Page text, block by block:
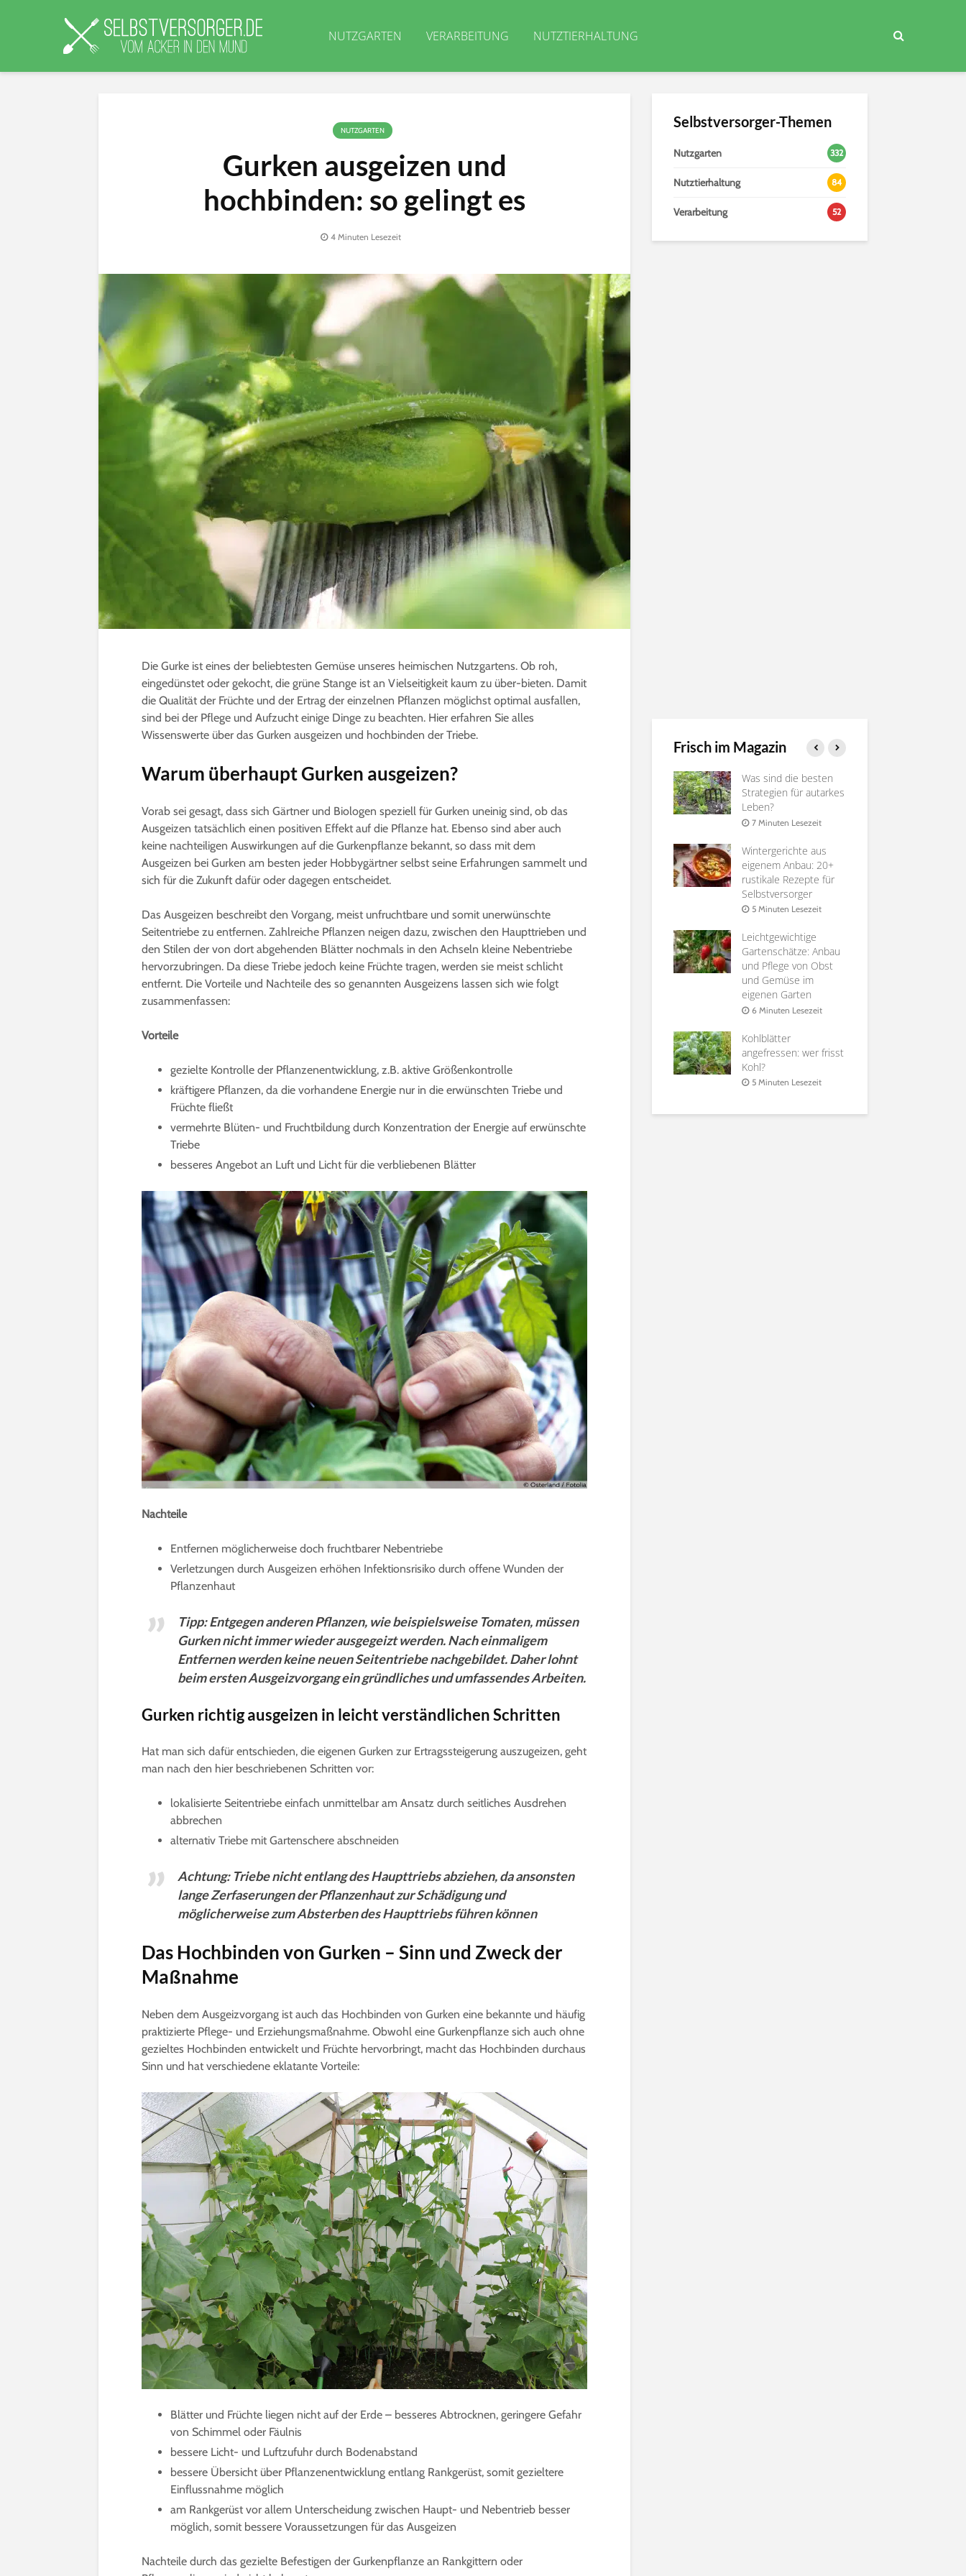
NUTZGARTEN VERARBEITUNG NUTZTIERHALTUNG
NUTZGARTEN
Gurken ausgeizen und
hochbinden: so gelingt es
4 Minuten Lesezeit
Die Gurke ist eines der beliebtesten Gemüse unseres heimischen Nutzgartens. Ob roh,
eingedünstet oder gekocht, die grüne Stange ist an Vielseitigkeit kaum zu über-bieten. Damit
die Qualität der Früchte und der Ertrag der einzelnen Pflanzen möglichst optimal ausfallen,
sind bei der Pflege und Aufzucht einige Dinge zu beachten. Hier erfahren Sie alles
Wissenswerte über das Gurken ausgeizen und hochbinden der Triebe.
Warum überhaupt Gurken ausgeizen?
Vorab sei gesagt, dass sich Gärtner und Biologen speziell für Gurken uneinig sind, ob das
Ausgeizen tatsächlich einen positiven Effekt auf die Pflanze hat. Ebenso sind aber auch
keine nachteiligen Auswirkungen auf die Gurkenpflanze bekannt, so dass mit dem
Ausgeizen bei Gurken am besten jeder Hobbygärtner selbst seine Erfahrungen sammelt und
sich für die Zukunft dafür oder dagegen entscheidet.
Das Ausgeizen beschreibt den Vorgang, meist unfruchtbare und somit unerwünschte
Seitentriebe zu entfernen. Zahlreiche Pflanzen neigen dazu, zwischen den Haupttrieben und
den Stilen der von dort abgehenden Blätter nochmals in den Achseln kleine Nebentriebe
hervorzubringen. Da diese Triebe jedoch keine Früchte tragen, werden sie meist schlicht
entfernt. Die Vorteile und Nachteile des so genannten Ausgeizens lassen sich wie folgt
zusammenfassen:
Vorteile
gezielte Kontrolle der Pflanzenentwicklung, z.B. aktive Größenkontrolle
kräftigere Pflanzen, da die vorhandene Energie nur in die erwünschten Triebe und
Früchte fließt
vermehrte Blüten- und Fruchtbildung durch Konzentration der Energie auf erwünschte
Triebe
besseres Angebot an Luft und Licht für die verbliebenen Blätter
Nachteile
Entfernen möglicherweise doch fruchtbarer Nebentriebe
Verletzungen durch Ausgeizen erhöhen Infektionsrisiko durch offene Wunden der
Pflanzenhaut
Tipp: Entgegen anderen Pflanzen, wie beispielsweise Tomaten, müssen
Gurken nicht immer wieder ausgegeizt werden. Nach einmaligem
Entfernen werden keine neuen Seitentriebe nachgebildet. Daher lohnt
beim ersten Ausgeizvorgang ein gründliches und umfassendes Arbeiten.
Gurken richtig ausgeizen in leicht verständlichen Schritten
Hat man sich dafür entschieden, die eigenen Gurken zur Ertragssteigerung auszugeizen, geht
man nach den hier beschriebenen Schritten vor:
lokalisierte Seitentriebe einfach unmittelbar am Ansatz durch seitliches Ausdrehen
abbrechen
alternativ Triebe mit Gartenschere abschneiden
Achtung: Triebe nicht entlang des Haupttriebs abziehen, da ansonsten
lange Zerfaserungen der Pflanzenhaut zur Schädigung und
möglicherweise zum Absterben des Haupttriebs führen können
Das Hochbinden von Gurken – Sinn und Zweck der
Maßnahme
Neben dem Ausgeizvorgang ist auch das Hochbinden von Gurken eine bekannte und häufig
praktizierte Pflege- und Erziehungsmaßnahme. Obwohl eine Gurkenpflanze sich auch ohne
gezieltes Hochbinden entwickelt und Früchte hervorbringt, macht das Hochbinden durchaus
Sinn und hat verschiedene eklatante Vorteile:
Blätter und Früchte liegen nicht auf der Erde – besseres Abtrocknen, geringere Gefahr
von Schimmel oder Fäulnis
bessere Licht- und Luftzufuhr durch Bodenabstand
bessere Übersicht über Pflanzenentwicklung entlang Rankgerüst, somit gezieltere
Einflussnahme möglich
am Rankgerüst vor allem Unterscheidung zwischen Haupt- und Nebentrieb besser
möglich, somit bessere Voraussetzungen für das Ausgeizen
Nachteile durch das gezielte Befestigen der Gurkenpflanze an Rankgittern oder
Selbstversorger-Themen
Nutzgarten 332
Nutztierhaltung 84
Verarbeitung 52
Frisch im Magazin
Gurken veredeln |
4 Minuten Lesezeit
Die besten 15
Pfirsichsorten für
Selbstversorger
Affenbrotbaum,
Adansonia | Pflege-
Anleitung
8 Minuten Lesezeit
Holunderblüten für
Sirup, Gelee & Co. | 6
ziehen | Das ist zu
Bäume bis 2m für
Kübel und Balkon
Was sind die besten
Strategien für autarkes
Leben?
7 Minuten Lesezeit
Wintergerichte aus
eigenem Anbau: 20+
rustikale Rezepte für
Selbstversorger
5 Minuten Lesezeit
Leichtgewichtige
Gartenschätze: Anbau
und Pflege von Obst
und Gemüse im
eigenen Garten
6 Minuten Lesezeit
Kohlblätter
angefressen: wer frisst
Kohl?
5 Minuten Lesezeit